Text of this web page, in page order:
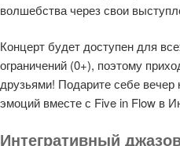
волшебства через свои
Концерт будет доступен для
ограничений (0+), поэтому
друзьями! Подарите себе вечер
эмоций вместе с Five in Flow в
Интегративный